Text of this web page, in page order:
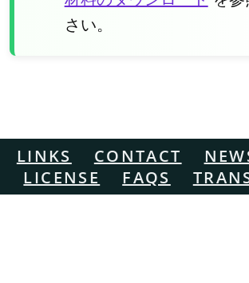
さい。
LINKS CONTACT
LICENSE
FAQS